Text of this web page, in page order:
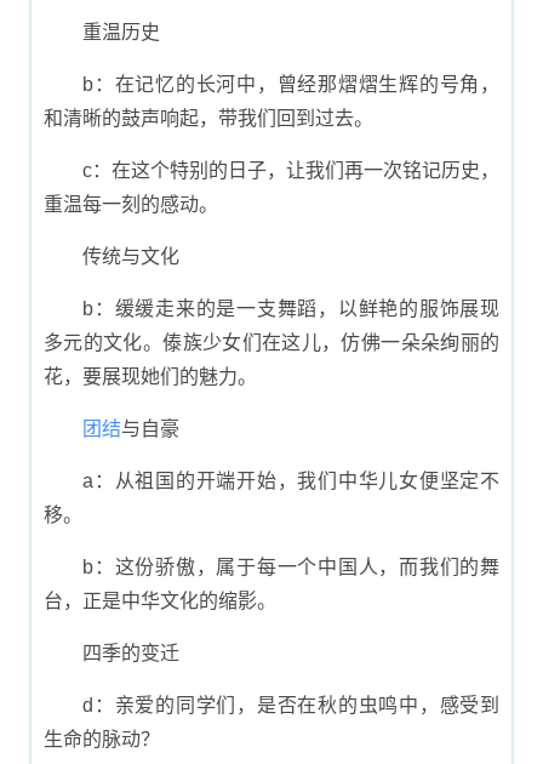
重温历史
b：在记忆的长河中，曾经那熠熠生辉的号角，
和清晰的鼓声响起，带我们回到过去。
c：在这个特别的日子，让我们再一次铭记历史，
重温每一刻的感动。
传统与文化
b：缓缓走来的是一支舞蹈，以鲜艳的服饰展现
多元的文化。傣族少女们在这儿，仿佛一朵朵绚丽的
花，要展现她们的魅力。
团结与自豪
a：从祖国的开端开始，我们中华儿女便坚定不
移。
b：这份骄傲，属于每一个中国人，而我们的舞
台，正是中华文化的缩影。
四季的变迁
d：亲爱的同学们，是否在秋的虫鸣中，感受到
生命的脉动？